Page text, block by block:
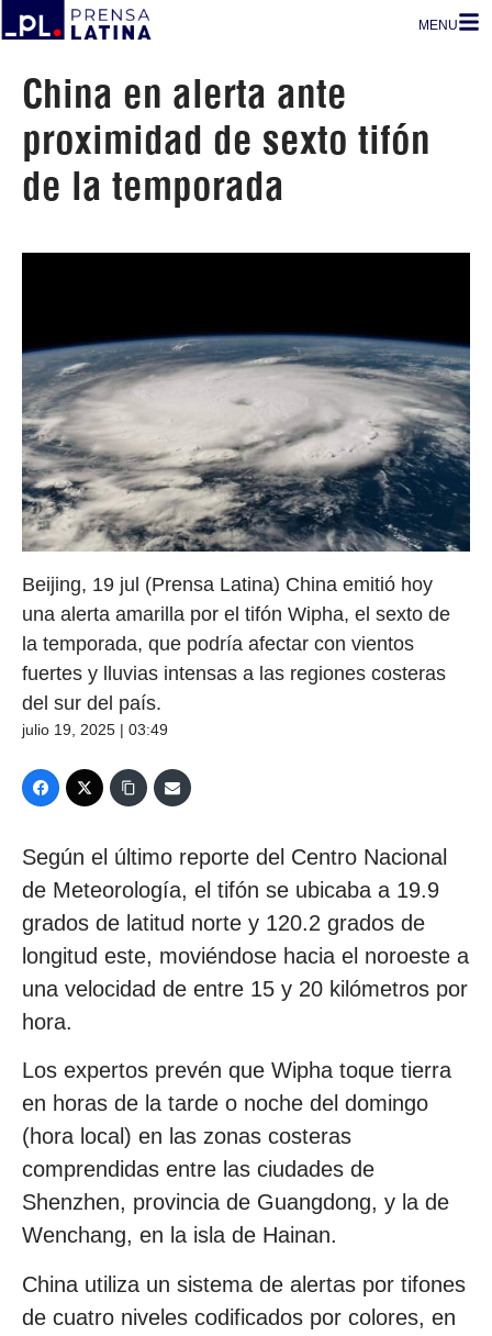
MENU
China en alerta ante
proximidad de sexto tifón
de la temporada
Beijing, 19 jul (Prensa Latina) China emitió hoy
una alerta amarilla por el tifón Wipha, el sexto de
la temporada, que podría afectar con vientos
fuertes y lluvias intensas a las regiones costeras
del sur del país.
julio 19, 2025 | 03:49
Según el último reporte del Centro Nacional
de Meteorología, el tifón se ubicaba a 19.9
grados de latitud norte y 120.2 grados de
longitud este, moviéndose hacia el noroeste a
una velocidad de entre 15 y 20 kilómetros por
hora.
Los expertos prevén que Wipha toque tierra
en horas de la tarde o noche del domingo
(hora local) en las zonas costeras
comprendidas entre las ciudades de
Shenzhen, provincia de Guangdong, y la de
Wenchang, en la isla de Hainan.
China utiliza un sistema de alertas por tifones
de cuatro niveles codificados por colores, en